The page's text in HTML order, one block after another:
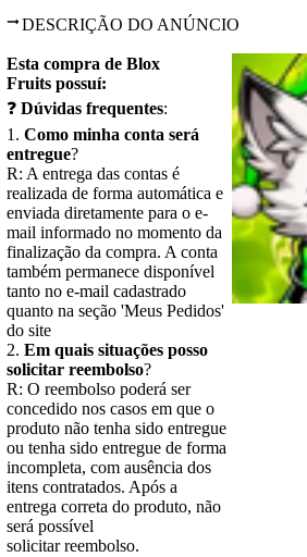
DESCRIÇÃO DO ANÚNCIO
Esta compra de Blox
Fruits possuí:
❓ Dúvidas frequentes:
1. Como minha conta será
entregue?
R: A entrega das contas é
realizada de forma automática e
enviada diretamente para o e-
mail informado no momento da
finalização da compra. A conta
também permanece disponível
tanto no e-mail cadastrado
quanto na seção 'Meus Pedidos'
do site
2. Em quais situações posso
solicitar reembolso?
R: O reembolso poderá ser
concedido nos casos em que o
produto não tenha sido entregue
ou tenha sido entregue de forma
incompleta, com ausência dos
itens contratados. Após a
entrega correta do produto, não
será possível
solicitar reembolso.